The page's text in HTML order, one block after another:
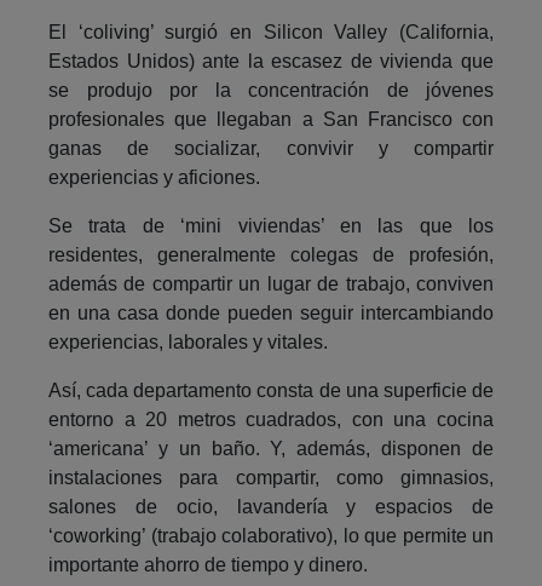
El ‘coliving’ surgió en Silicon Valley (California,
Estados Unidos) ante la escasez de vivienda que
se produjo por la concentración de jóvenes
profesionales que llegaban a San Francisco con
ganas de socializar, convivir y compartir
experiencias y aficiones.
Se trata de ‘mini viviendas’ en las que los
residentes, generalmente colegas de profesión,
además de compartir un lugar de trabajo, conviven
en una casa donde pueden seguir intercambiando
experiencias, laborales y vitales.
Así, cada departamento consta de una superficie de
entorno a 20 metros cuadrados, con una cocina
‘americana’ y un baño. Y, además, disponen de
instalaciones para compartir, como gimnasios,
salones de ocio, lavandería y espacios de
‘coworking’ (trabajo colaborativo), lo que permite un
importante ahorro de tiempo y dinero.